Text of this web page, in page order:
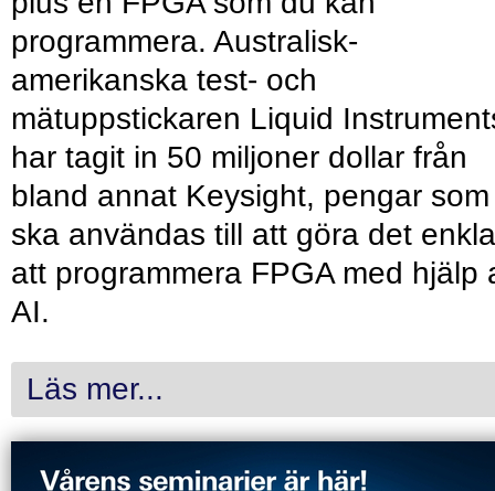
programmera. Australisk-
amerikanska test- och
mätuppstickaren Liquid
har tagit in 50 miljoner dollar från
bland annat Keysight, pengar som
ska användas till att göra det
att programmera FPGA med hjälp
AI.
Läs mer...